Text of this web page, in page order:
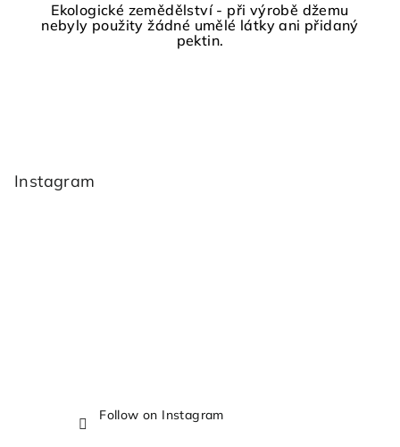
Ekologické zemědělství - při výrobě džemu
nebyly použity žádné umělé látky ani přidaný
pektin.
Instagram
Follow on Instagram